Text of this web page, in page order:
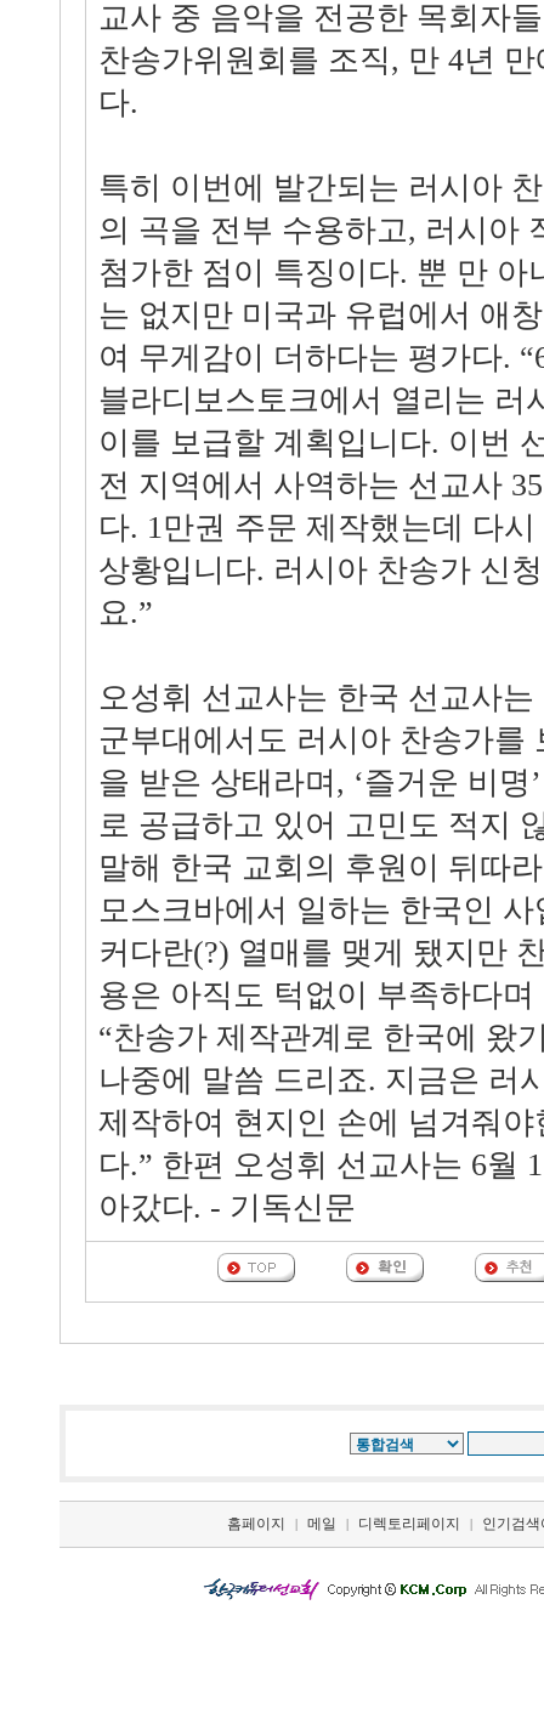
교사 중 음악을 전공한 목회자
찬송가위원회를 조직, 만 4년
다.
특히 이번에 발간되는 러시아
의 곡을 전부 수용하고, 러시아
첨가한 점이 특징이다. 뿐 만 아
는 없지만 미국과 유럽에서 애
여 무게감이 더하다는 평가다.
블라디보스토크에서 열리는 러
이를 보급할 계획입니다. 이번
전 지역에서 사역하는 선교사
다. 1만권 주문 제작했는데 다
상황입니다. 러시아 찬송가 신
요.”
오성휘 선교사는 한국 선교사
군부대에서도 러시아 찬송가를
을 받은 상태라며, ‘즐거운 비명
로 공급하고 있어 고민도 적지
말해 한국 교회의 후원이 뒤따
모스크바에서 일하는 한국인
커다란(?) 열매를 맺게 됐지만
용은 아직도 턱없이 부족하다
“찬송가 제작관계로 한국에 왔
나중에 말씀 드리죠. 지금은 러
제작하여 현지인 손에 넘겨줘
다.” 한편 오성휘 선교사는 6월
아갔다. - 기독신문
홈페이지 | 메일 | 디렉토리페이지 | 인기검색